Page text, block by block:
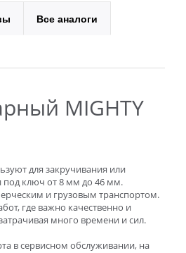
Все аналоги
MIGHTY
для закручивания или
под ключ от 8 мм до 46 мм.
и грузовым транспортом.
где важно качественно и
много времени и сил.
в сервисном обслуживании, на